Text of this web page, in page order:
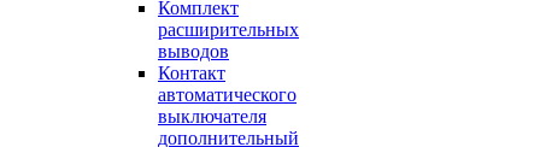
Комплект
расширительных
выводов
Контакт
автоматического
выключателя
дополнительный